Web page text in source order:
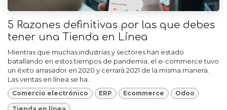
5 Razones definitivas por las que debes
tener una Tienda en Línea
Mientras que muchas industrias y sectores han estado
batallando en estos tiempos de pandemia, el e-commerce tuvo
un éxito arrasador en 2020 y cerrará 2021 de la misma manera.
Las ventas en línea se ha...
Comercio electrónico ERP Ecommerce Odoo
Tienda en línea